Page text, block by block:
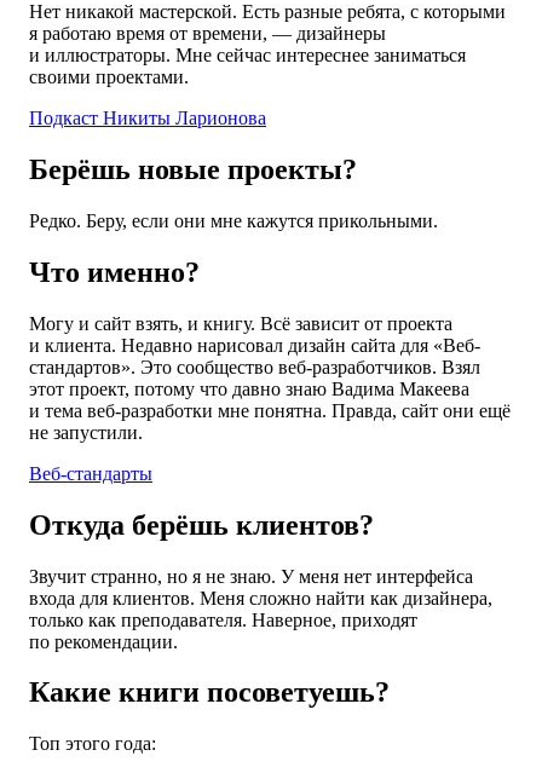
Нет никакой мастерской. Есть разные ребята, с которыми
я работаю время от времени, — дизайнеры
и иллюстраторы. Мне сейчас интереснее заниматься
своими проектами.
Подкаст Никиты Ларионова
Берёшь новые проекты?
Редко. Беру, если они мне кажутся прикольными.
Что именно?
Могу и сайт взять, и книгу. Всё зависит от проекта
и клиента. Недавно нарисовал дизайн сайта для «Веб-
стандартов». Это сообщество веб-разработчиков. Взял
этот проект, потому что давно знаю Вадима Макеева
и тема веб-разработки мне понятна. Правда, сайт они ещё
не запустили.
Веб-стандарты
Откуда берёшь клиентов?
Звучит странно, но я не знаю. У меня нет интерфейса
входа для клиентов. Меня сложно найти как дизайнера,
только как преподавателя. Наверное, приходят
по рекомендации.
Какие книги посоветуешь?
Топ этого года: